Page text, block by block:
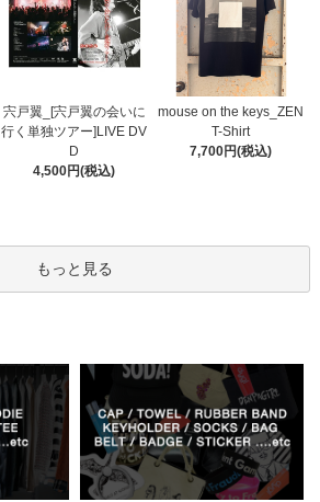
宍戸翼_[宍戸翼の会いに
行く単独ツアー]LIVE DV
D
4,500円(税込)
mouse on the keys_ZEN
T-Shirt
7,700円(税込)
もっと見る